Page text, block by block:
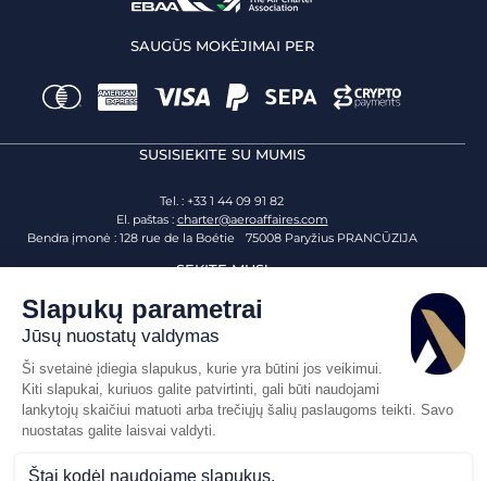
SAUGŪS MOKĖJIMAI PER
SUSISIEKITE SU MUMIS
Tel. : +33 1 44 09 91 82
El. paštas : charter@aeroaffaires.com
Bendra įmonė : 128 rue de la Boétie 75008 Paryžius PRANCŪZIJA
SEKITE MUS!
Svetainės žemėlapis Teisinė informacija
Eik aukščiau